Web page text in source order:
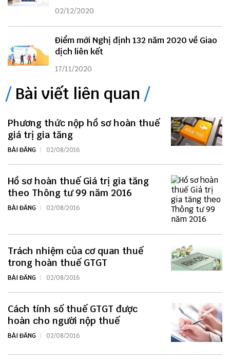
02/12/2020
Điểm mới Nghị định 132 năm 2020 về Giao
dịch liên kết
17/11/2020
Bài viết liên quan
Phương thức nộp hồ sơ hoàn thuế
giá trị gia tăng
BÀI ĐĂNG 02/08/2016
Hồ sơ hoàn thuế Giá trị gia tăng
theo Thông tư 99 năm 2016
BÀI ĐĂNG 02/08/2016
Trách nhiệm của cơ quan thuế
trong hoàn thuế GTGT
BÀI ĐĂNG 02/08/2016
Cách tính số thuế GTGT được
hoàn cho người nộp thuế
BÀI ĐĂNG 02/08/2016